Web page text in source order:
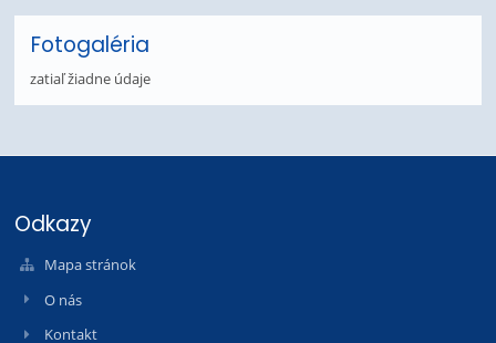
Fotogaléria
zatiaľ žiadne údaje
Odkazy
Mapa stránok
O nás
Kontakt